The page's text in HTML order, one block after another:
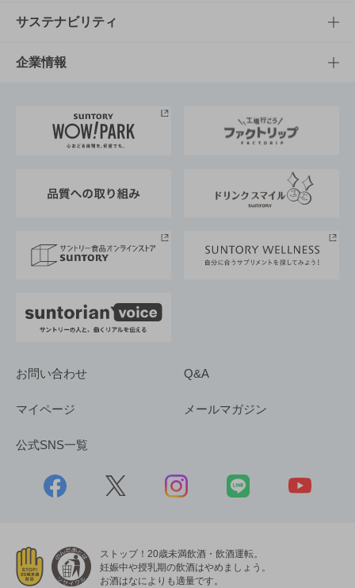
商品発売情報
栄養成分一覧
キャンペーン
工場見学
地域情報
文化・スポーツTOP
サントリーホール
サントリーサンバーズ大阪
サステナビリティ
サステナビリティTOP
サントリーが考えるサステナビリティ経営
企業情報
企業概要
採用情報
お問い合わせ Q&A
マイページ メールマガジン
公式SNS一覧
ストップ！20歳未満飲酒・飲酒運転。
妊娠中や授乳期の飲酒はやめましょう。
お酒はなによりも適量です。